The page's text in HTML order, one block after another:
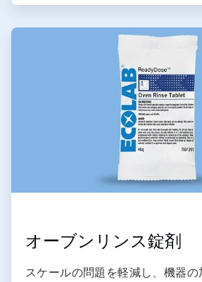
ArticleTile
オーブンリンス錠剤
スケールの問題を軽減し、機器